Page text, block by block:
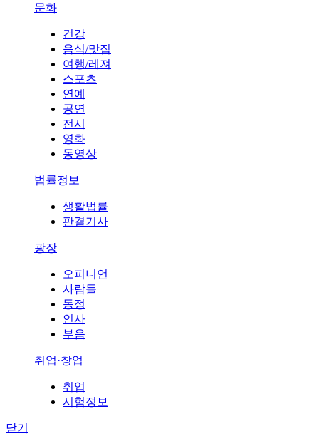
문화
건강
음식/맛집
여행/레져
스포츠
연예
공연
전시
영화
동영상
법률정보
생활법률
판결기사
광장
오피니언
사람들
동정
인사
부음
취업·창업
취업
시험정보
닫기